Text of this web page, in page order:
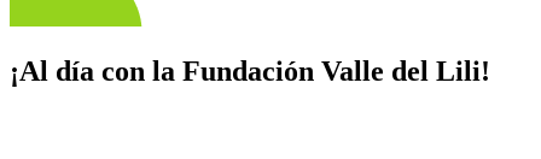
¡Al día con la Fundación Valle del Lili!